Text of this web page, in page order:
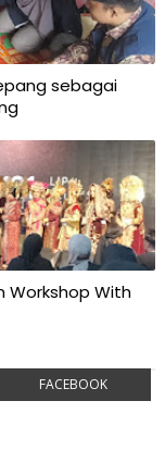
sebagai
Workshop With
FACEBOOK